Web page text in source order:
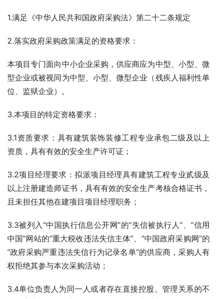
1.满足《中华人民共和国政府采购法》第二十二条规定
2.落实政府采购政策满足的资格要求：
本项目专门面向中小企业采购，供应商应为中型、小型、微
型企业或被视同为中型、小型、微型企业（残疾人福利性单
位、监狱企业）。
3.本项目的特定资格要求：
3.1资质要求：具有建筑装饰装修工程专业承包二级及以上
资质，具有有效的安全生产许可证；
3.2项目经理要求：拟派项目经理具有建筑工程专业贰级及
以上注册建造师证书，具有有效的安全生产考核合格证书，
且未担任其他在建项目项目经理职务；
3.3被列入“中国执行信息公开网”的“失信被执行人”、“信用
中国”网站的“重大税收违法失信主体”、“中国政府采购网”的
“政府采购严重违法失信行为记录名单”的供应商，采购人有
权拒绝其参与本次采购活动；
3.4单位负责人为同一人或者存在直接控股、管理关系的不